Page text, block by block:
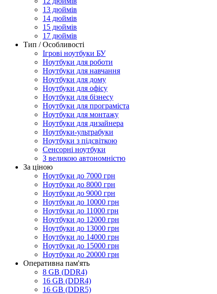
13 дюймів
14 дюймів
15 дюймів
17 дюймів
Тип / Особливості
Ігрові ноутбуки БУ
Ноутбуки для роботи
Ноутбуки для навчання
Ноутбуки для дому
Ноутбуки для офісу
Ноутбуки для бізнесу
Ноутбуки для програміста
Ноутбуки для монтажу
Ноутбуки для дизайнера
Ноутбуки-ультрабуки
Ноутбуки з підсвіткою
Сенсорні ноутбуки
З великою автономністю
За ціною
Ноутбуки до 7000 грн
Ноутбуки до 8000 грн
Ноутбуки до 9000 грн
Ноутбуки до 10000 грн
Ноутбуки до 11000 грн
Ноутбуки до 12000 грн
Ноутбуки до 13000 грн
Ноутбуки до 14000 грн
Ноутбуки до 15000 грн
Ноутбуки до 20000 грн
Оперативна пам'ять
8 GB (DDR4)
16 GB (DDR4)
16 GB (DDR5)